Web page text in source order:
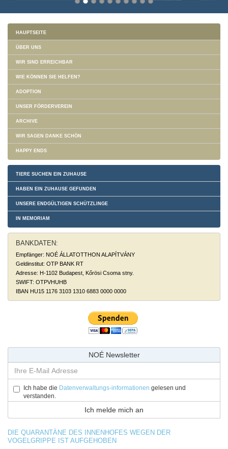
HAUPTSEITE
ÜBER UNS
WIR SIND ERREICHBAR
WIE KÖNNEN SIE HELFEN?
ADOPTION
UNSER FÖRDERVEREIN
ARCHIVE
WIR SAGEN DANKE SCHÖN
HAPPY ENDS
TIERE SUCHEN EIN ZUHAUSE
HABEN EIN ZUHAUSE GEFUNDEN
UNSERE ENDGÜLTIGEN SCHÜTZLINGE
IN MEMORIAM
BANKDATEN:
Empfänger: NOÉ ÁLLATOTTHON ALAPÍTVÁNY
Geldinstitut: OTP BANK RT
Adresse: H-1102 Budapest, Kőrösi Csoma stny.
SWIFT: OTPVHUHB
IBAN HU15 1176 3103 1310 6883 0000 0000
NOÉ Newsletter
Ich habe die Datenverwaltungs-informationen gelesen und
verstanden.
DIE QUARANTÄNE DES INNENHOFES WEGEN DER
VOGELGRIPPE IST AUFGEHOBEN